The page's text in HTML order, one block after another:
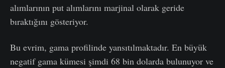
alımlarının put alımlarını marjinal olarak geride
bıraktığını gösteriyor.
Bu evrim, gama profilinde yansıtılmaktadır. En büyük
negatif gama kümesi şimdi 68 bin dolarda bulunuyor ve